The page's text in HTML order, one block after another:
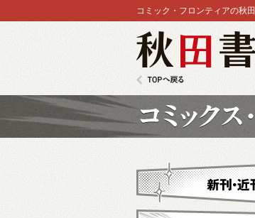
コミック・フロンティアの秋
新刊・近刊